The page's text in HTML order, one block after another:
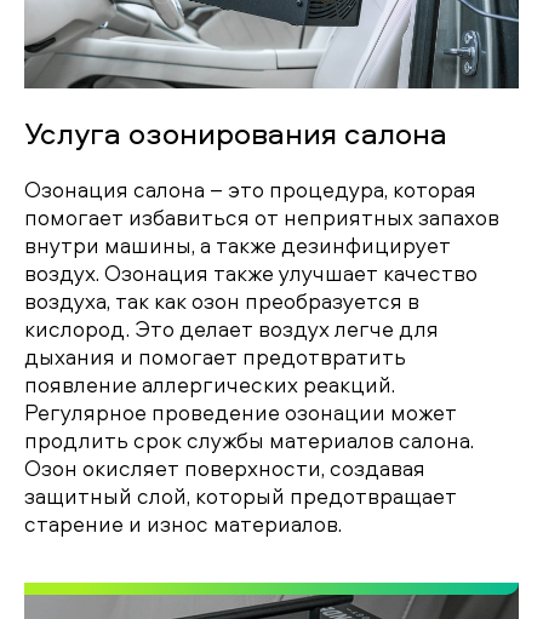
Услуга озонирования салона
Озонация салона – это процедура, которая
помогает избавиться от неприятных запахов
внутри машины, а также дезинфицирует
воздух. Озонация также улучшает качество
воздуха, так как озон преобразуется в
кислород. Это делает воздух легче для
дыхания и помогает предотвратить
появление аллергических реакций.
Регулярное проведение озонации может
продлить срок службы материалов салона.
Озон окисляет поверхности, создавая
защитный слой, который предотвращает
старение и износ материалов.